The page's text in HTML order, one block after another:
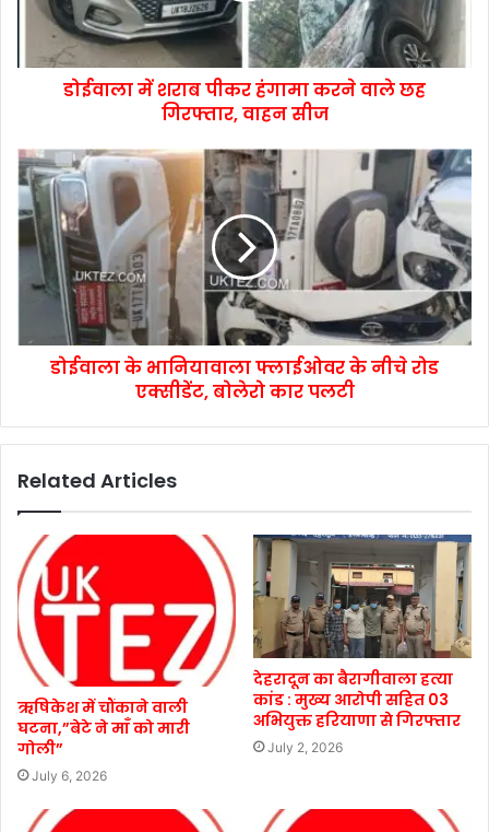
डोईवाला में शराब पीकर हंगामा करने वाले छह
गिरफ्तार, वाहन सीज
डोईवाला के भानियावाला फ्लाईओवर के नीचे रोड
एक्सीडेंट, बोलेरो कार पलटी
Related Articles
ऋषिकेश में चौंकाने वाली
घटना,”बेटे ने माँ को मारी
गोली”
July 6, 2026
देहरादून का बैरागीवाला हत्या
कांड : मुख्य आरोपी सहित 03
अभियुक्त हरियाणा से गिरफ्तार
July 2, 2026